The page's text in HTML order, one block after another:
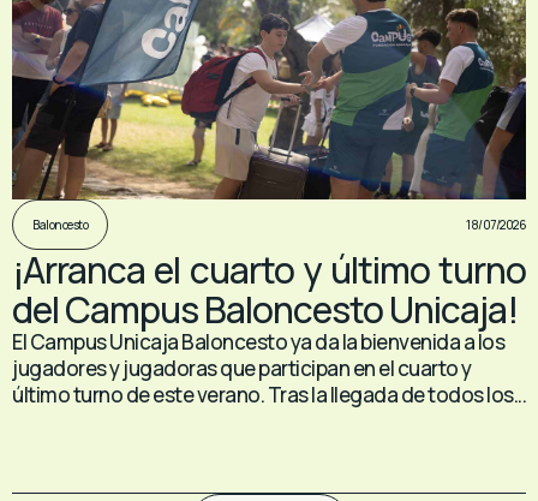
Baloncesto 18/07/2026
¡Arranca el cuarto y último turno
del Campus Baloncesto Unicaja!
El Campus Unicaja Baloncesto ya da la bienvenida a los
jugadores y jugadoras que participan en el cuarto y
último turno de este verano. Tras la llegada de todos los...